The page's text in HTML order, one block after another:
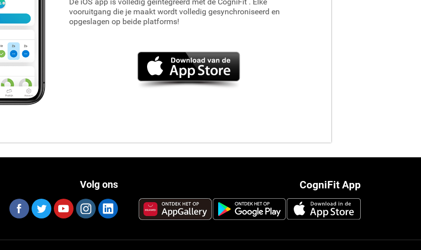
vooruitgang die je maakt wordt volledig gesynchroniseerd en
opgeslagen op beide platforms!
CogniFit App
Volg ons